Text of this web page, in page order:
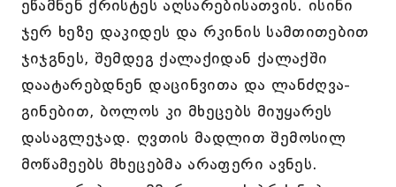
ეწამნენ ქრისტეს აღსარებისათვის. ისინი
ჯერ ხეზე დაკიდეს და რკინის სამთითებით
ჯიჯგნეს, შემდეგ ქალაქიდან ქალაქში
დაატარებდნენ დაცინვითა და ლანძღვა-
გინებით, ბოლოს კი მხეცებს მიუყარეს
დასაგლეჯად. ღვთის მადლით შემოსილ
მოწამეებს მხეცებმა არაფერი ავნეს.